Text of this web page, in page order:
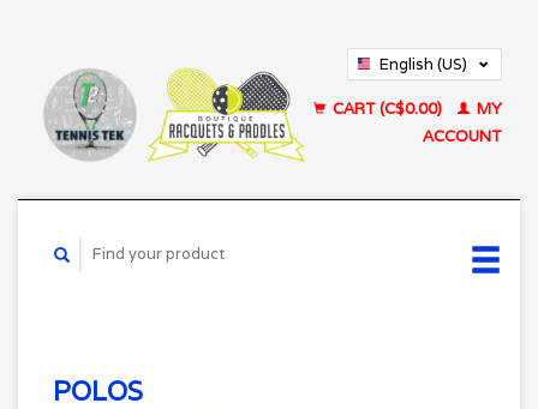
English (US)
CART (C$0.00)
MY
ACCOUNT
POLOS